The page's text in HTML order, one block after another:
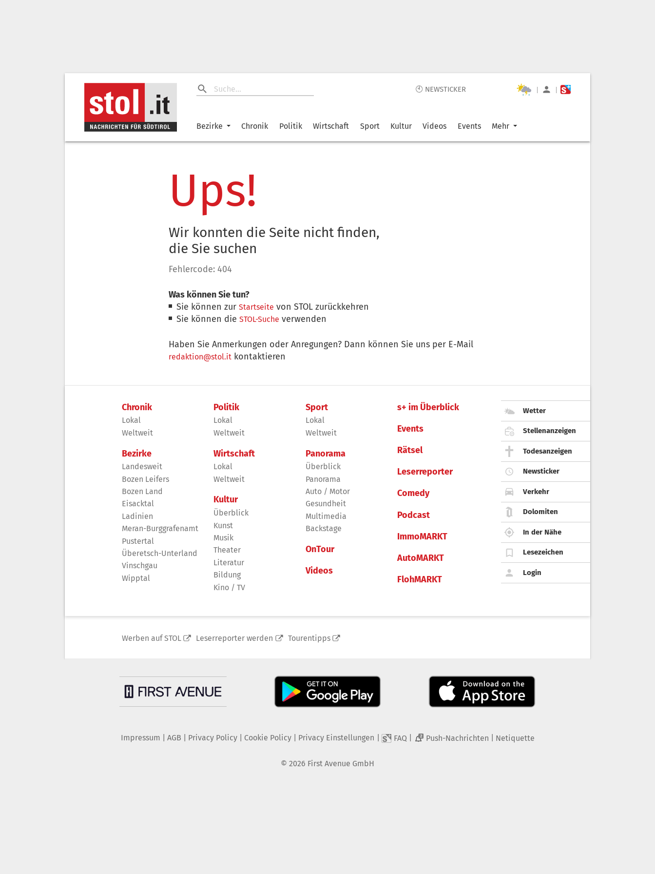
🕙 NEWSTICKER | |
Bezirke Chronik Politik Wirtschaft Sport Kultur Videos Events Mehr
Ups!
Wir konnten die Seite nicht finden,
die Sie suchen
Fehlercode: 404
Was können Sie tun?
Sie können zurStartseite von STOL zurückkehren
Sie können dieSTOL-Suche verwenden
Haben Sie Anmerkungen oder Anregungen? Dann können Sie uns per E-Mail
redaktion@stol.it kontaktieren
Chronik
Lokal
Weltweit
Bezirke
Landesweit
Bozen Leifers
Bozen Land
Eisacktal
Ladinien
Meran-Burggrafenamt
Pustertal
Überetsch-Unterland
Vinschgau
Wipptal
Politik
Lokal
Weltweit
Wirtschaft
Lokal
Weltweit
Kultur
Überblick
Kunst
Musik
Theater
Literatur
Bildung
Kino / TV
Sport
Lokal
Weltweit
Panorama
Überblick
Panorama
Auto / Motor
Gesundheit
Multimedia
Backstage
OnTour
Videos
s+ im Überblick
Events
Rätsel
Leserreporter
Comedy
Podcast
ImmoMARKT
AutoMARKT
FlohMARKT
Wetter
Stellenanzeigen
Todesanzeigen
Newsticker
Verkehr
Dolomiten
In der Nähe
Lesezeichen
Login
Werben auf STOL Leserreporter werden Tourentipps
Impressum AGB Privacy Policy| Cookie Policy| Privacy Einstellungen FAQ 2 Push-Nachrichten Netiquette
© 2026 First Avenue GmbH